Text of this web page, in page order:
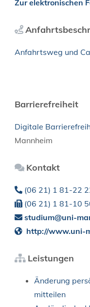
Zur elektronischen
Anfahrtsweg und
Barrierefreiheit
Digitale
Mannheim
Kontakt
(06 21) 1 81-22
(06 21) 1 81-10
studium@uni-
http://www.uni-
Leistungen
Änderung
mitteilen